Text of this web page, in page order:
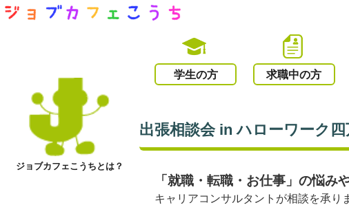
学生の方 求職中の方
ジョブカフェこうちとは？
出張相談会 in ハローワーク四
「就職・転職・お仕事」の悩み
キャリアコンサルタントが相談を承り